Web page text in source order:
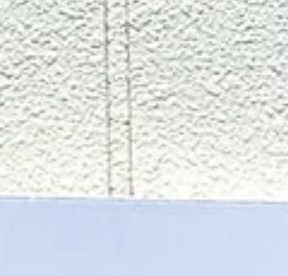
雨の中お疲れさまでした！ お父さんお母さん写
ありがとうございます🫶
________________________ できないをできる
に変える！ 身体の動かし方の基礎を学んで キミ
能力爆上がり！ BASIS室蘭アスレチッククラブ
@muroran_basis ________________________
室蘭陸上 #室蘭陸上競技 #室蘭小学生陸上